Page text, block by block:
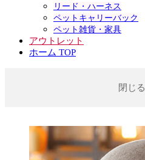
リード・ハーネス
ペットキャリーバック
ペット雑貨・家具
アウトレット
ホーム TOP
閉じる